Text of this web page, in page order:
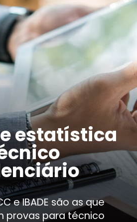
e IBADE são as que
provas para técnico
estatística